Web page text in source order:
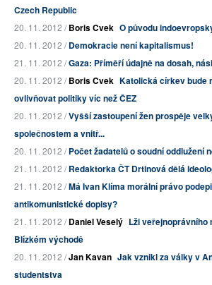
Czech Republic
20. 11. 2012 /Boris Cvek O původu
20. 11. 2012 /Demokracie není kapitalismus!
21. 11. 2012 /Gaza: Příměří údajně na dosah,
20. 11. 2012 /Boris Cvek Katolická církev bude
ovlivňovat politiky víc než ČEZ
20. 11. 2012 /Vyšší zastoupení žen prospěje
společnostem a vnitř...
20. 11. 2012 /Počet žadatelů o soudní oddlužení
21. 11. 2012 /Redaktorka ČT Drtinová dělá
21. 11. 2012 /Má Ivan Klíma morální právo
antikomunistické dopisy?
21. 11. 2012 /Daniel Veselý Lži veřejnoprávního
Blízkém východě
20. 11. 2012 /Jan Kavan Jak vznikl za války v
studentstva